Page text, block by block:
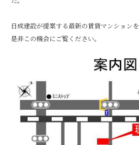
日成建設が提案する最新の賃貸マンションを
是非この機会にご覧ください。